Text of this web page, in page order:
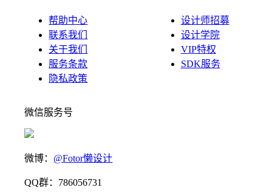
帮助中心
联系我们
关于我们
服务条款
隐私政策
设计师招募
设计学院
VIP特权
SDK服务
微信服务号
微博： @Fotor懒设计
QQ群：786056731